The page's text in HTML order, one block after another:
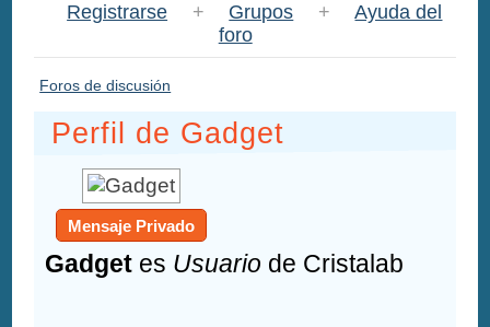
Registrarse + Grupos +
Ayuda del
foro
Foros de discusión
Perfil de Gadget
Mensaje Privado
Gadget es Usuario de Cristalab